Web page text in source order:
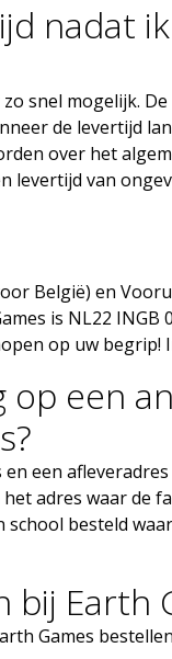
nadat
snel mogelijk.
de levertijd
over het
van
België) en
is NL22
op uw
op een
een
adres waar de
school besteld
Earth
Games